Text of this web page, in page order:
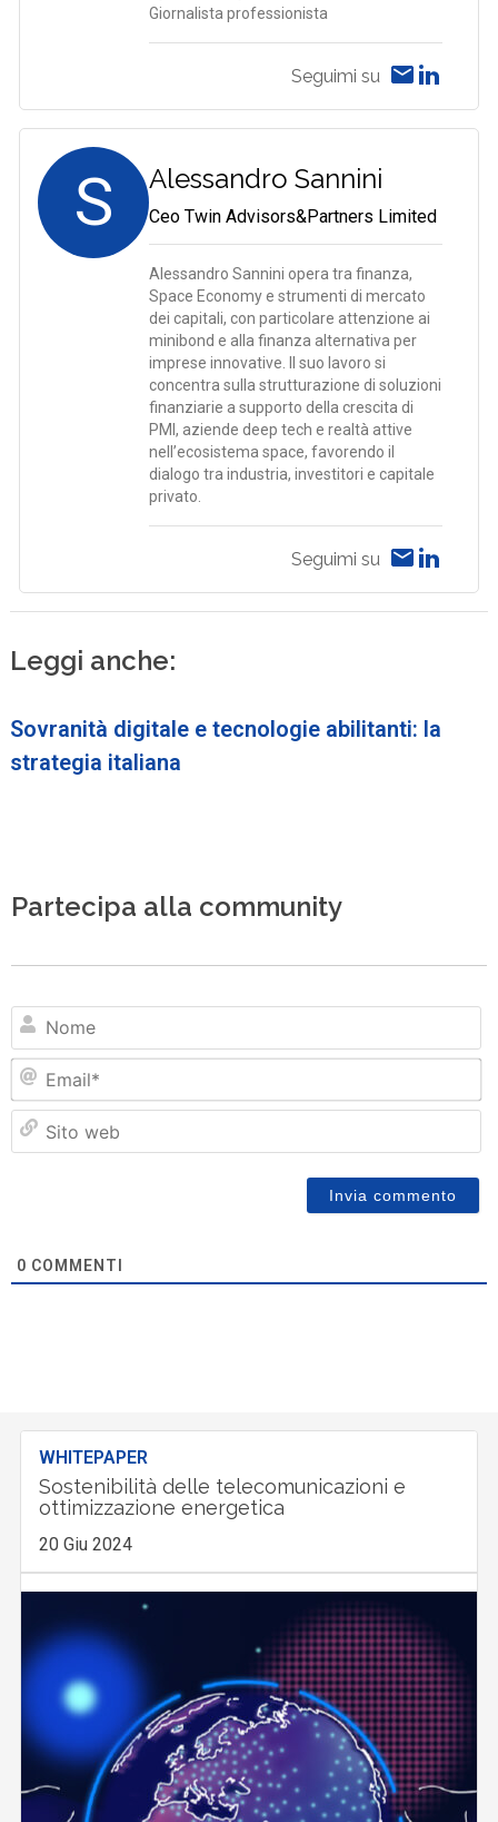
Giornalista professionista
Seguimi su
S Alessandro Sannini
Ceo Twin Advisors&Partners Limited
Alessandro Sannini opera tra finanza,
Space Economy e strumenti di mercato
dei capitali, con particolare attenzione ai
minibond e alla finanza alternativa per
imprese innovative. Il suo lavoro si
concentra sulla strutturazione di soluzioni
finanziarie a supporto della crescita di
PMI, aziende deep tech e realtà attive
nell’ecosistema space, favorendo il
dialogo tra industria, investitori e capitale
privato.
Seguimi su
Leggi anche:
Sovranità digitale e tecnologie abilitanti: la
strategia italiana
Partecipa alla community
0 COMMENTI
WHITEPAPER
Sostenibilità delle telecomunicazioni e
ottimizzazione energetica
20 Giu 2024